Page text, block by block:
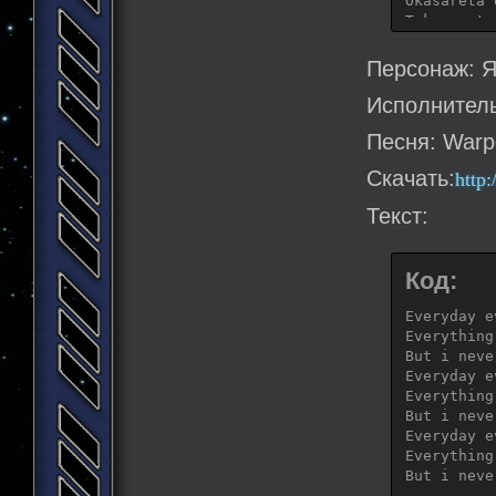
Kono
Hadome
Tsumi to
Atarashii
Персонаж:
Песня:
Скачать:
Текст:
Код:
Everyday
But i
Everyday
But i
Everyday
But i